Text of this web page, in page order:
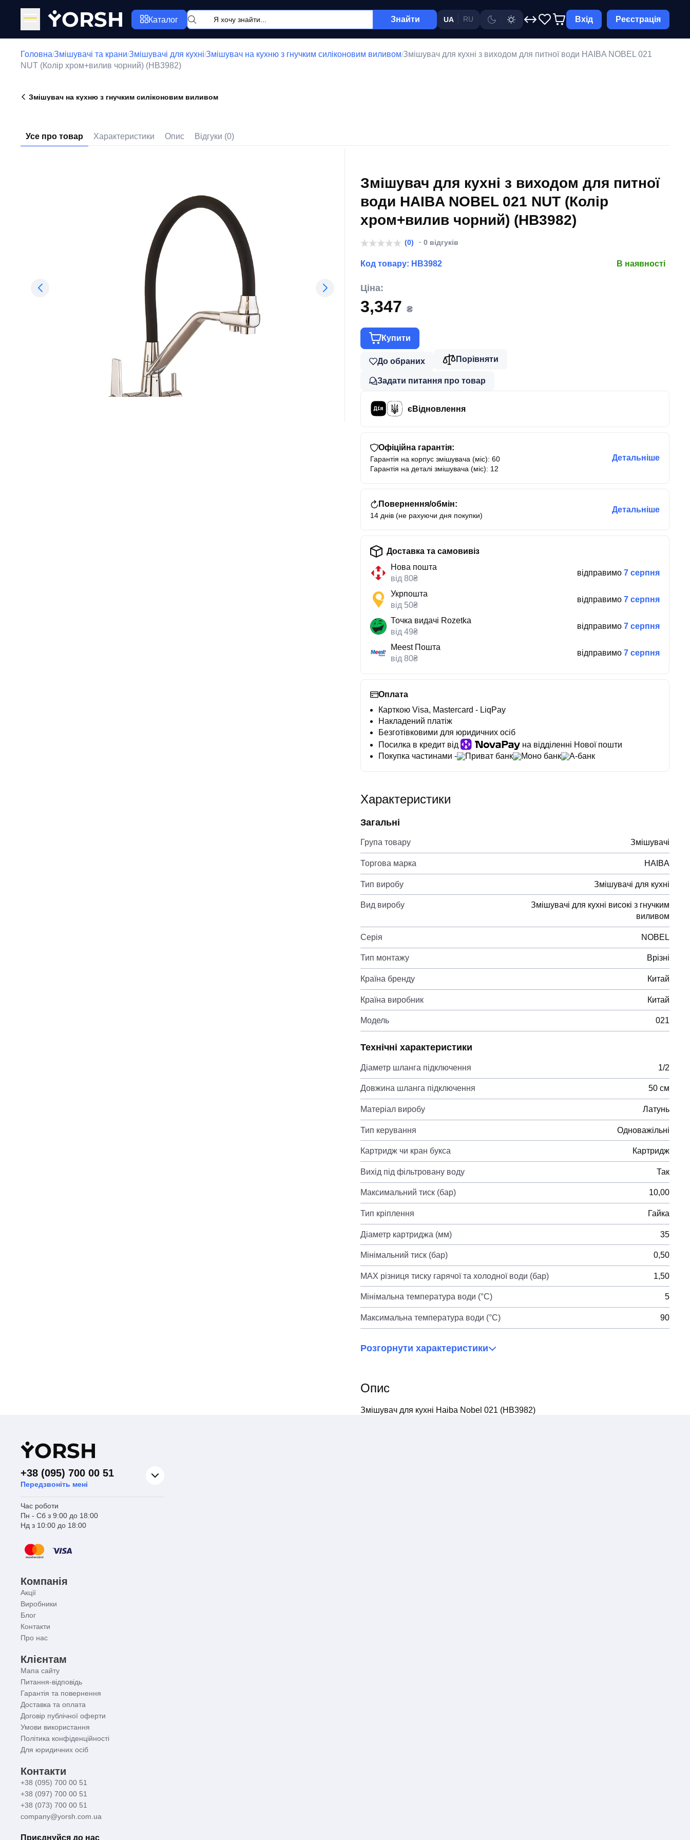
YORSH Каталог Знайти UA RU Вхід Реєстрація
Головна/Змішувачі та крани/Змішувачі для кухні/Змішувач на кухню з гнучким силіконовим виливом/Змішувач для кухні з виходом для питної води HAIBA NOBEL 021
NUT (Колір хром+вилив чорний) (HB3982)
Змішувач на кухню з гнучким силіконовим виливом
Усе про товар Характеристики Опис Відгуки (0)
Змішувач для кухні з виходом для питної
води HAIBA NOBEL 021 NUT (Колір
хром+вилив чорний) (HB3982)
(0) · 0 відгуків
Код товару: HB3982 В наявності
Ціна:
3,347 ₴
Купити
До обраних Порівняти
Задати питання про товар
єВідновлення
Офіційна гарантія:
Гарантія на корпус змішувача (міс): 60
Гарантія на деталі змішувача (міс): 12
Детальніше
Повернення/обмін:
14 днів (не рахуючи дня покупки)
Детальніше
Доставка та самовивіз
Нова пошта
від 80₴
відправимо 7 серпня
Укрпошта
від 50₴
відправимо 7 серпня
Точка видачі Rozetka
від 49₴
відправимо 7 серпня
Meest Пошта
від 80₴
відправимо 7 серпня
Оплата
Карткою Visa, Mastercard - LiqPay
Накладений платіж
Безготівковими для юридичних осіб
Посилка в кредит від
на відділенні Нової пошти
Покупка частинами -
Приват банк Моно банк А-банк
Характеристики
Загальні
Група товару Змішувачі
Торгова марка HAIBA
Тип виробу Змішувачі для кухні
Вид виробу
Змішувачі для кухні високі з гнучким
виливом
Серія NOBEL
Тип монтажу Врізні
Країна бренду Китай
Країна виробник Китай
Модель 021
Технічні характеристики
Діаметр шланга підключення 1/2
Довжина шланга підключення 50 см
Матеріал виробу Латунь
Тип керування Одноважільні
Картридж чи кран букса Картридж
Вихід під фільтровану воду Так
Максимальний тиск (бар) 10,00
Тип кріплення Гайка
Діаметр картриджа (мм) 35
Мінімальний тиск (бар) 0,50
MAX різниця тиску гарячої та холодної води (бар) 1,50
Мінімальна температура води (°C) 5
Максимальна температура води (°C) 90
Розгорнути характеристики
Опис
Змішувач для кухні Haiba Nobel 021 (HB3982)
YORSH
+38 (095) 700 00 51
Передзвоніть мені
Час роботи
Пн - Сб з 9:00 до 18:00
Нд з 10:00 до 18:00
Компанія
Акції
Виробники
Блог
Контакти
Про нас
Клієнтам
Мапа сайту
Питання-відповідь
Гарантія та повернення
Доставка та оплата
Договір публічної оферти
Умови використання
Політика конфіденційності
Для юридичних осіб
Контакти
+38 (095) 700 00 51
+38 (097) 700 00 51
+38 (073) 700 00 51
company@yorsh.com.ua
Приєднуйся до нас